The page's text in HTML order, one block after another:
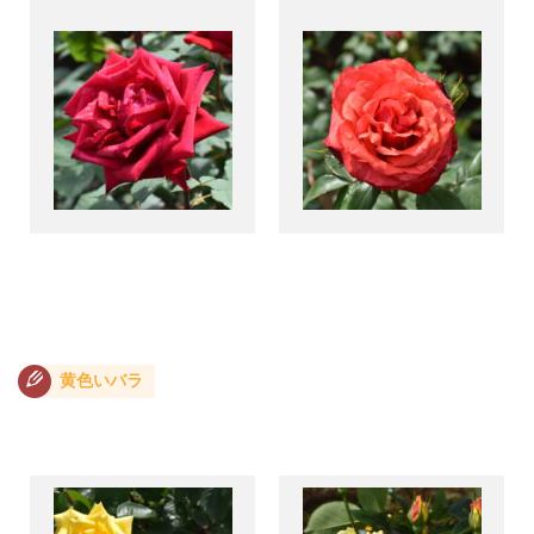
黄色いバラ